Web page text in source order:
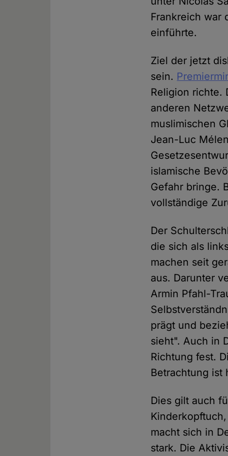
Frankreich war
einführte.
Ziel der jetzt
sein.
Religion richte.
anderen
muslimischen
Jean-Luc
islamische
Gefahr bringe.
vollständige
Der
die sich als
machen seit
aus. Darunter
Armin Pfahl-
prägt und
sieht". Auch in
Richtung fest.
Betrachtung ist
Dies gilt auch
macht sich in
stark. Die